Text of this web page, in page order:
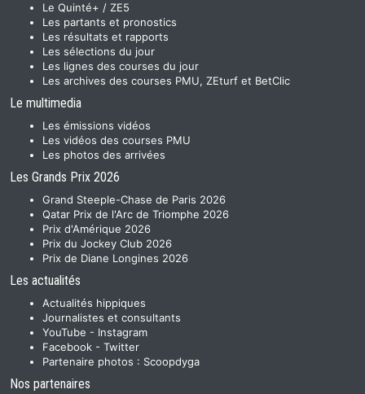
Le Quinté+ / ZE5
Les partants et pronostics
Les résultats et rapports
Les sélections du jour
Les lignes des courses du jour
Les archives des courses PMU, ZEturf et BetClic
Le multimedia
Les émissions vidéos
Les vidéos des courses PMU
Les photos des arrivées
Les Grands Prix 2026
Grand Steeple-Chase de Paris 2026
Qatar Prix de l'Arc de Triomphe 2026
Prix d'Amérique 2026
Prix du Jockey Club 2026
Prix de Diane Longines 2026
Les actualités
Actualités hippiques
Journalistes et consultants
YouTube - Instagram
Facebook - Twitter
Partenaire photos : Scoopdyga
Nos partenaires